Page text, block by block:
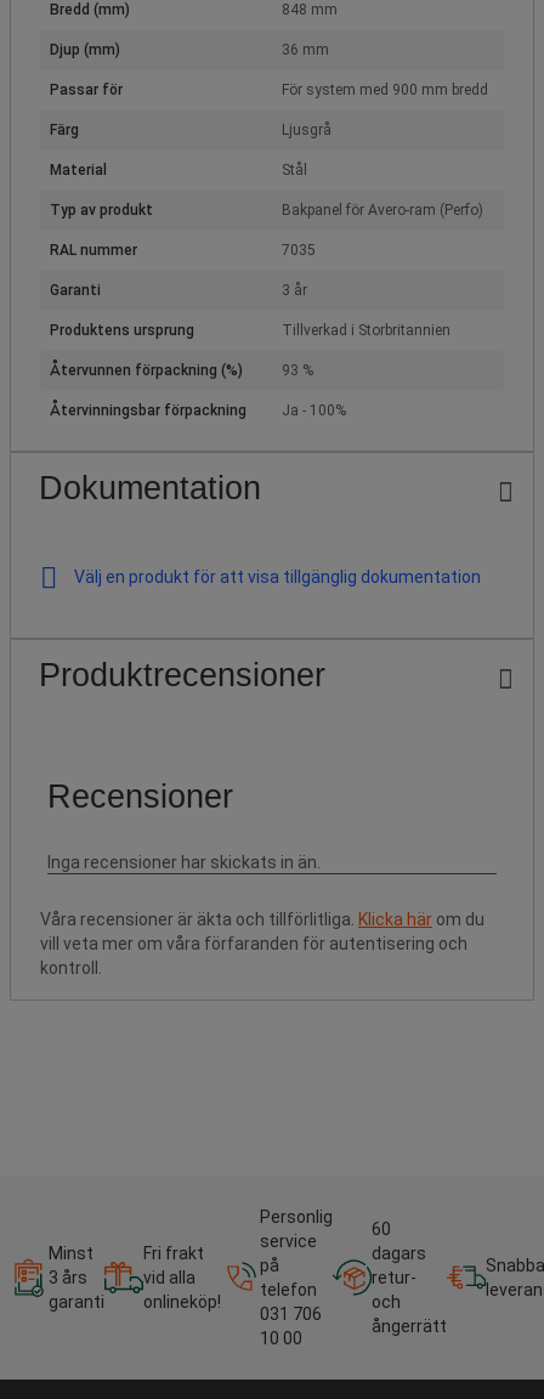
Bredd (mm) 848 mm
Djup (mm) 36 mm
Passar för För system med 900 mm bredd
Färg Ljusgrå
Material Stål
Typ av produkt Bakpanel för Avero-ram (Perfo)
RAL nummer 7035
Garanti 3 år
Produktens ursprung Tillverkad i Storbritannien
Återvunnen förpackning (%) 93 %
Återvinningsbar förpackning Ja - 100%
Dokumentation
Välj en produkt för att visa tillgänglig dokumentation
Produktrecensioner
Våra recensioner är äkta och tillförlitliga. Klicka här om du
vill veta mer om våra förfaranden för autentisering och
kontroll.
Minst
3 års
garanti
Fri frakt
vid alla
onlineköp!
Personlig
service
på
telefon
031 706
10 00
60
dagars
retur-
och
ångerrätt
Snabba